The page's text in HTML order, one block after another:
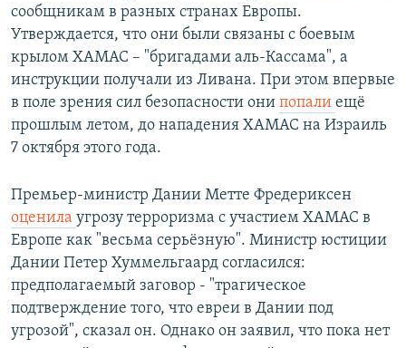
сообщникам в разных странах Европы.
Утверждается, что они были связаны с боевым
крылом ХАМАС – "бригадами аль-Кассама", а
инструкции получали из Ливана. При этом впервые
в поле зрения сил безопасности они попали ещё
прошлым летом, до нападения ХАМАС на Израиль
7 октября этого года.
Премьер-министр Дании Метте Фредериксен
оценила угрозу терроризма с участием ХАМАС в
Европе как "весьма серьёзную". Министр юстиции
Дании Петер Хуммельгаард согласился:
предполагаемый заговор - "трагическое
подтверждение того, что евреи в Дании под
угрозой", сказал он. Однако он заявил, что пока нет